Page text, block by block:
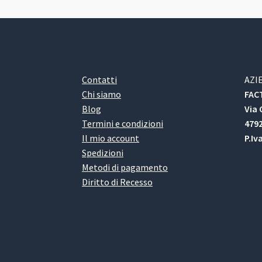
Contatti
Chi siamo
Blog
Termini e condizioni
Il mio account
Spedizioni
Metodi di pagamento
Diritto di Recesso
Via